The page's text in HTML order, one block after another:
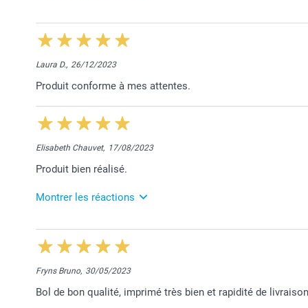
12/03/2025
10:38
Merci pour votre chouette retour Carine.
Nous sommes ravis que votre commande réponde à
Laila@Smartphoto
Laura D., 26/12/2023
Produit conforme à mes attentes.
Elisabeth Chauvet, 17/08/2023
Produit bien réalisé.
Montrer les réactions
18/08/2023
11:01
Bonjour Elisabeth,
Fryns Bruno, 30/05/2023
Bol de bon qualité, imprimé très bien et rapidité de